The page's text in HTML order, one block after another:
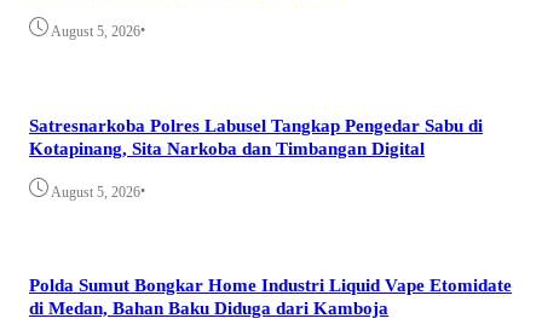
August 5, 2026•
Satresnarkoba Polres Labusel Tangkap Pengedar Sabu di
Kotapinang, Sita Narkoba dan Timbangan Digital
August 5, 2026•
Polda Sumut Bongkar Home Industri Liquid Vape Etomidate
di Medan, Bahan Baku Diduga dari Kamboja